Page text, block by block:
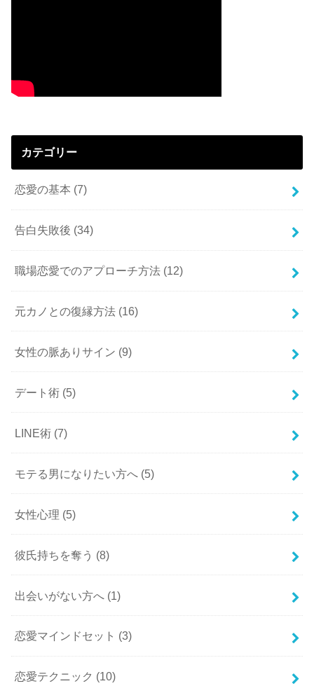
カテゴリー
恋愛の基本 (7)
告白失敗後 (34)
職場恋愛でのアプローチ方法 (12)
元カノとの復縁方法 (16)
女性の脈ありサイン (9)
デート術 (5)
LINE術 (7)
モテる男になりたい方へ (5)
女性心理 (5)
彼氏持ちを奪う (8)
出会いがない方へ (1)
恋愛マインドセット (3)
恋愛テクニック (10)